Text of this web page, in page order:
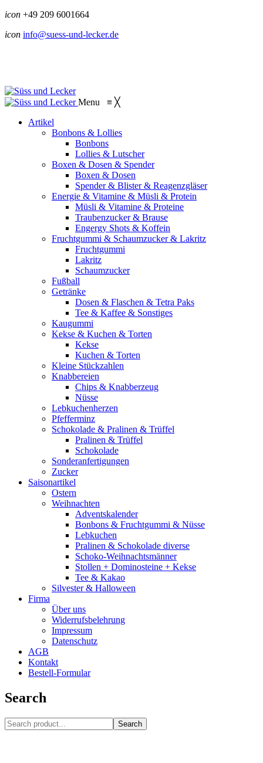
icon +49 209 6001664
icon info@suess-und-lecker.de
Menu ≡ ╳
Artikel
Bonbons & Lollies
Bonbons
Lollies & Lutscher
Boxen & Dosen & Spender
Boxen & Dosen
Spender & Blister & Reagenzgläser
Energie & Vitamine & Müsli & Protein
Müsli & Vitamine & Proteine
Traubenzucker & Brause
Engergy Shots & Koffein
Fruchtgummi & Schaumzucker & Lakritz
Fruchtgummi
Lakritz
Schaumzucker
Fußball
Getränke
Dosen & Flaschen & Tetra Paks
Tee & Kaffee & Sonstiges
Kaugummi
Kekse & Kuchen & Torten
Kekse
Kuchen & Torten
Kleine Stückzahlen
Knabbereien
Chips & Knabberzeug
Nüsse
Lebkuchenherzen
Pfefferminz
Schokolade & Pralinen & Trüffel
Pralinen & Trüffel
Schokolade
Sonderanfertigungen
Zucker
Saisonartikel
Ostern
Weihnachten
Adventskalender
Bonbons & Fruchtgummi & Nüsse
Lebkuchen
Pralinen & Schokolade diverse
Schoko-Weihnachtsmänner
Stollen + Dominosteine + Kekse
Tee & Kakao
Silvester & Halloween
Firma
Über uns
Widerrufsbelehrung
Impressum
Datenschutz
AGB
Kontakt
Bestell-Formular
Search
Search